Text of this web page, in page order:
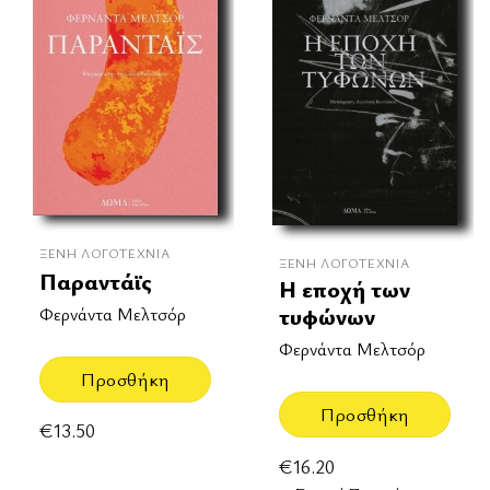
ΞΈΝΗ ΛΟΓΟΤΕΧΝΊΑ
Παραντάϊς
Φερνάντα Μελτσόρ
Προσθήκη
€13.50
ΞΈΝΗ ΛΟΓΟΤΕΧΝΊΑ
Η εποχή των
τυφώνων
Φερνάντα Μελτσόρ
Προσθήκη
€16.20